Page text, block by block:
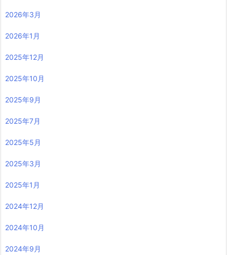
2026年3月
2026年1月
2025年12月
2025年10月
2025年9月
2025年7月
2025年5月
2025年3月
2025年1月
2024年12月
2024年10月
2024年9月